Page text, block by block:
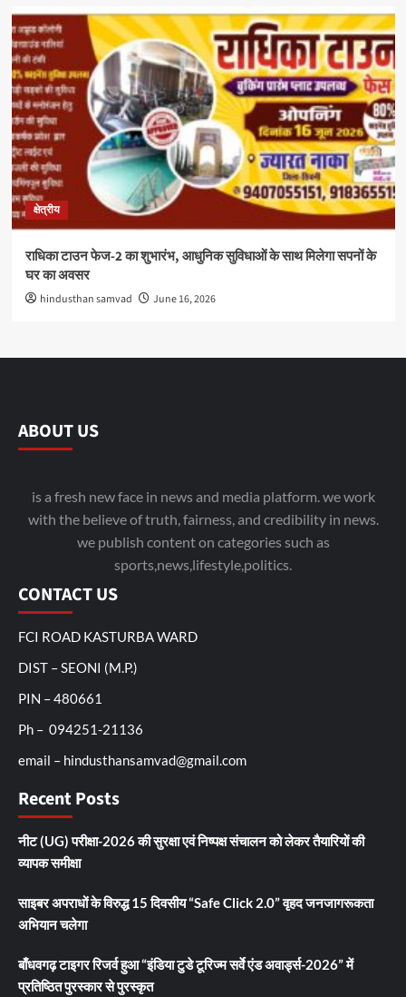
क्षेत्रीय
राधिका टाउन फेज-2 का शुभारंभ, आधुनिक सुविधाओं के साथ मिलेगा सपनों के
घर का अवसर
hindusthan samvad June 16, 2026
ABOUT US
is a fresh new face in news and media platform. we work
with the believe of truth, fairness, and credibility in news.
we publish content on categories such as
sports,news,lifestyle,politics.
CONTACT US
FCI ROAD KASTURBA WARD
DIST – SEONI (M.P.)
PIN – 480661
Ph – 094251-21136
email – hindusthansamvad@gmail.com
Recent Posts
नीट (UG) परीक्षा-2026 की सुरक्षा एवं निष्पक्ष संचालन को लेकर तैयारियों की
व्यापक समीक्षा
साइबर अपराधों के विरुद्ध 15 दिवसीय “Safe Click 2.0” वृहद जनजागरूकता
अभियान चलेगा
बाँधवगढ़ टाइगर रिजर्व हुआ “इंडिया टुडे टूरिज्म सर्वे एंड अवार्ड्स-2026” में
प्रतिष्ठित पुरस्कार से पुरस्कृत